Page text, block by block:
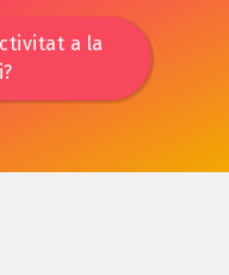
a la